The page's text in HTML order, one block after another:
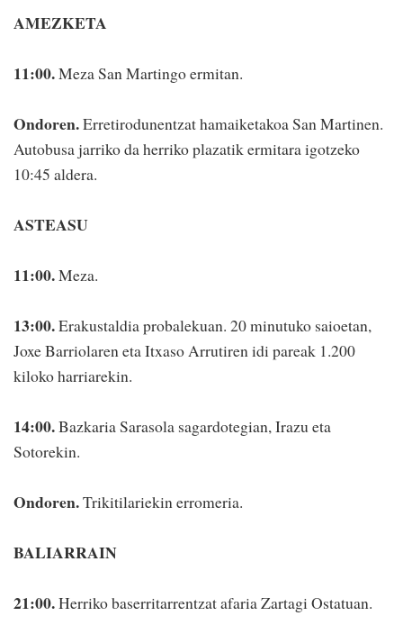
AMEZKETA
11:00.Meza San Martingo ermitan.
Ondoren.Erretirodunentzat hamaiketakoa San Martinen.
Autobusa jarriko da herriko plazatik ermitara igotzeko
10:45 aldera.
ASTEASU
11:00.Meza.
13:00.Erakustaldia probalekuan. 20 minutuko saioetan,
Joxe Barriolaren eta Itxaso Arrutiren idi pareak 1.200
kiloko harriarekin.
14:00.Bazkaria Sarasola sagardotegian, Irazu eta
Sotorekin.
Ondoren.Trikitilariekin erromeria.
BALIARRAIN
21:00.Herriko baserritarrentzat afaria Zartagi Ostatuan.